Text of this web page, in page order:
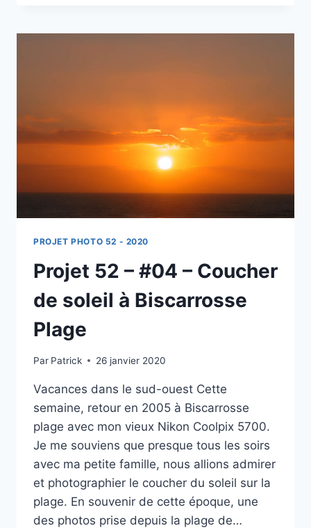
–
PROJET PHOTO 52 - 2020
Projet 52 – #04 – Coucher
de soleil à Biscarrosse
Plage
Par Patrick 26 janvier 2020
Vacances dans le sud-ouest Cette
semaine, retour en 2005 à Biscarrosse
plage avec mon vieux Nikon Coolpix 5700.
Je me souviens que presque tous les soirs
avec ma petite famille, nous allions admirer
et photographier le coucher du soleil sur la
plage. En souvenir de cette époque, une
des photos prise depuis la plage de…